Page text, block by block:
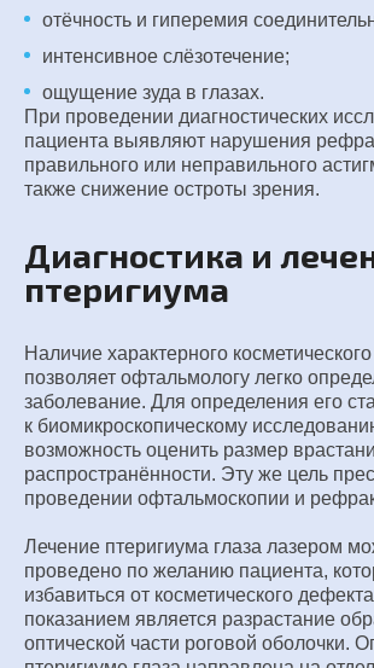
отёчность и гиперемия
интенсивное слёзотечение;
ощущение зуда в глазах.
При проведении диагностических
пациента выявляют нарушения
правильного или неправильного
также снижение остроты зрения.
Диагностика и
птеригиума
Наличие характерного
позволяет офтальмологу легко
заболевание. Для определения его
к биомикроскопическому
возможность оценить размер
распространённости. Эту же цель
проведении офтальмоскопии и
Лечение птеригиума глаза лазером
проведено по желанию пациента,
избавиться от косметического
показанием является разрастание
оптической части роговой оболочки.